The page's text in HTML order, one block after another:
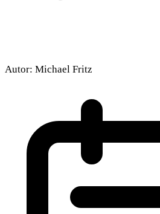
Autor: Michael Fritz